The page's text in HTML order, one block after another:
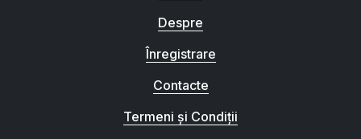
Despre
Înregistrare
Contacte
Termeni și Condiții